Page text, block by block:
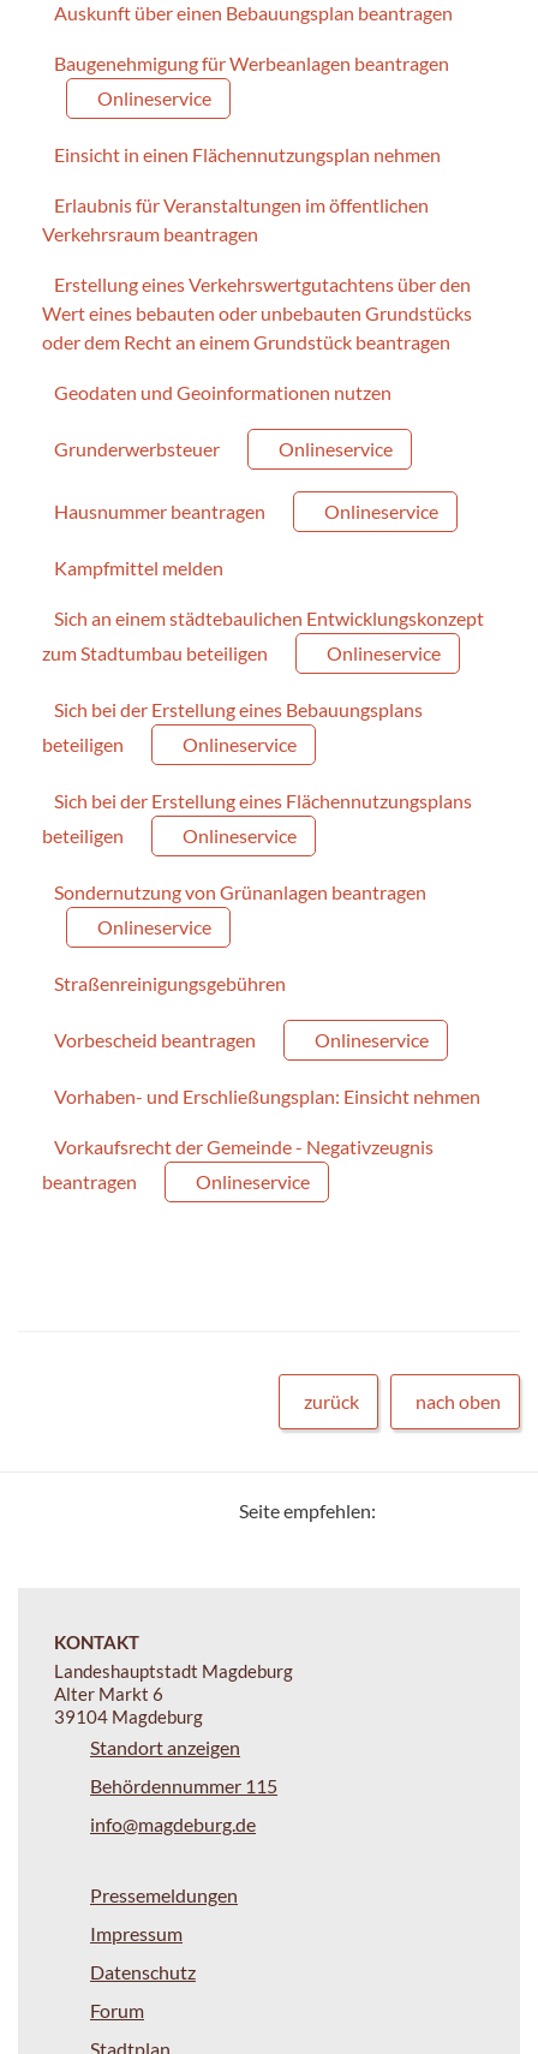
Auskunft über einen Bebauungsplan beantragen
Baugenehmigung für Werbeanlagen beantragen
Onlineservice
Einsicht in einen Flächennutzungsplan nehmen
Erlaubnis für Veranstaltungen im öffentlichen
Verkehrsraum beantragen
Erstellung eines Verkehrswertgutachtens über den
Wert eines bebauten oder unbebauten Grundstücks
oder dem Recht an einem Grundstück beantragen
Geodaten und Geoinformationen nutzen
Grunderwerbsteuer Onlineservice
Hausnummer beantragen Onlineservice
Kampfmittel melden
Sich an einem städtebaulichen Entwicklungskonzept
zum Stadtumbau beteiligen
Onlineservice
Sich bei der Erstellung eines Bebauungsplans
beteiligen
Onlineservice
Sich bei der Erstellung eines Flächennutzungsplans
beteiligen
Onlineservice
Sondernutzung von Grünanlagen beantragen
Onlineservice
Straßenreinigungsgebühren
Vorbescheid beantragen Onlineservice
Vorhaben- und Erschließungsplan: Einsicht nehmen
Vorkaufsrecht der Gemeinde - Negativzeugnis
beantragen
Onlineservice
zurück nach oben
Seite empfehlen:
KONTAKT
Landeshauptstadt Magdeburg
Alter Markt 6
39104 Magdeburg
Standort anzeigen
Behördennummer 115
info@magdeburg.de
Pressemeldungen
Impressum
Datenschutz
Forum
Stadtplan